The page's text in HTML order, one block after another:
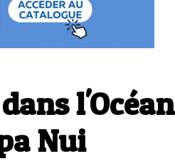
l'Océan
Nui